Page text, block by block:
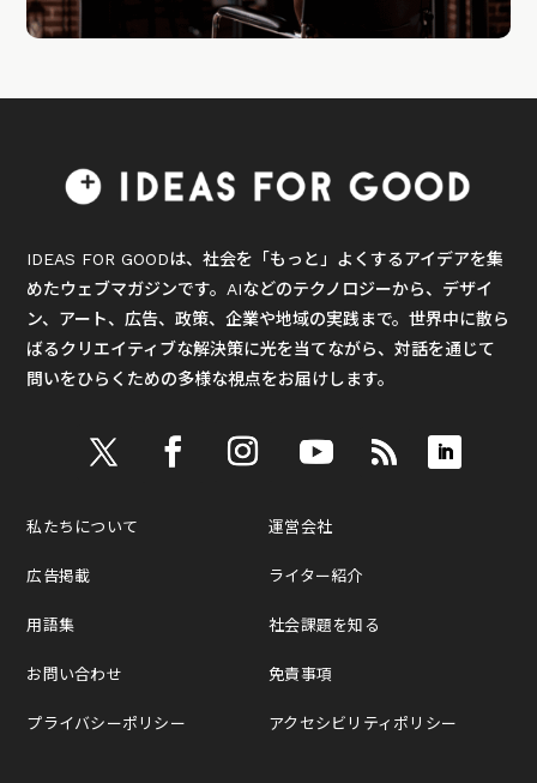
IDEAS FOR GOODは、社会を「もっと」よくするアイデアを集
めたウェブマガジンです。AIなどのテクノロジーから、デザイ
ン、アート、広告、政策、企業や地域の実践まで。世界中に散ら
ばるクリエイティブな解決策に光を当てながら、対話を通じて
問いをひらくための多様な視点をお届けします。
私たちについて
広告掲載
用語集
お問い合わせ
プライバシーポリシー
運営会社
ライター紹介
社会課題を知る
免責事項
アクセシビリティポリシー